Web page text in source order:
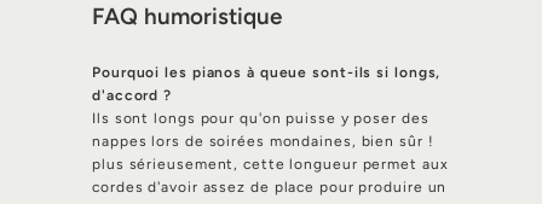
FAQ humoristique
Pourquoi les pianos à queue sont-ils si longs,
d'accord ?
Ils sont longs pour qu'on puisse y poser des
nappes lors de soirées mondaines, bien sûr !
plus sérieusement, cette longueur permet aux
cordes d'avoir assez de place pour produire un